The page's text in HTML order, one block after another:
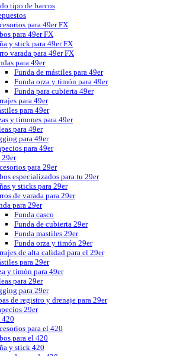
tipo de barcos
para 49er FX
para 49er FX
y stick para 49er FX
varada para 49er FX
para 49er
Funda de mástiles para 49er
Funda orza y timón para 49er
Funda para cubierta 49er
para 49er
para 49er
y timones para 49er
para 49er
para 49er
para 49er
29er
para 29er
especializados para tu 29er
y sticks para 29er
de varada para 29er
para 29er
Funda casco
Funda de cubierta 29er
Funda mastiles 29er
Funda orza y timón 29er
de alta calidad para el 29er
para 29er
y timón para 49er
para 29er
para 29er
de registro y drenaje para 29er
29er
420
para el 420
para el 420
y stick 420